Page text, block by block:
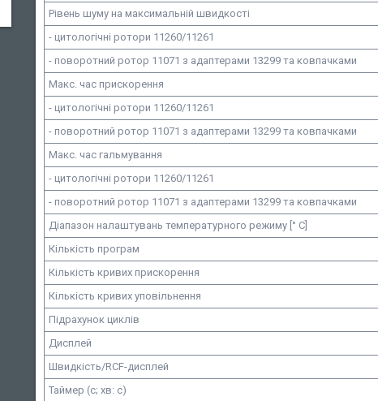
Рівень шуму на максимальній швидкості
- цитологічні ротори 11260/11261
- поворотний ротор 11071 з адаптерами 13299 та ковпачками
Макс. час прискорення
- цитологічні ротори 11260/11261
- поворотний ротор 11071 з адаптерами 13299 та ковпачками
Макс. час гальмування
- цитологічні ротори 11260/11261
- поворотний ротор 11071 з адаптерами 13299 та ковпачками
Діапазон налаштувань температурного режиму [° C]
Кількість програм
Кількість кривих прискорення
Кількість кривих уповільнення
Підрахунок циклів
Дисплей
Швидкість/RCF-дисплей
Таймер (с; хв: с)